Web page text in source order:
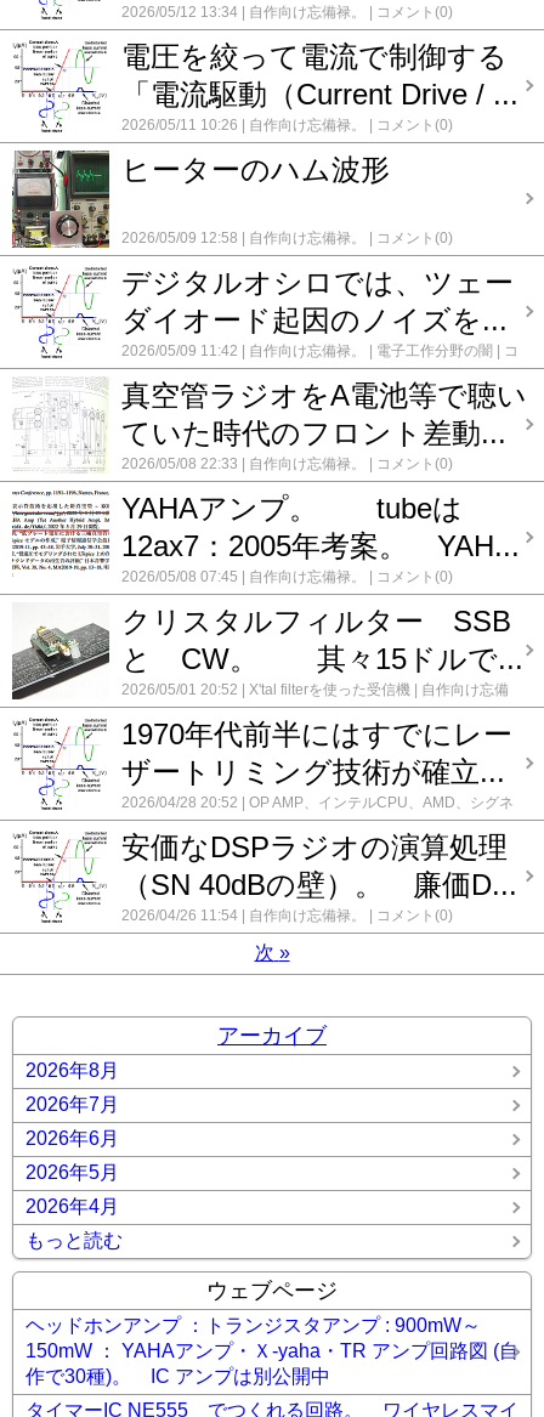
2026/05/12 13:34 自作向け忘備禄。 コメント(0)
電圧を絞って電流で制御する
「電流駆動（Current Drive / ...
2026/05/11 10:26 自作向け忘備禄。 コメント(0)
ヒーターのハム波形
2026/05/09 12:58 自作向け忘備禄。 コメント(0)
デジタルオシロでは、ツェー
ダイオード起因のノイズを...
2026/05/09 11:42 自作向け忘備禄。 電子工作分野の闇
コ
メント(0)
真空管ラジオをA電池等で聴い
ていた時代のフロント差動...
2026/05/08 22:33 自作向け忘備禄。 コメント(0)
YAHAアンプ。 tubeは
12ax7：2005年考案。 YAH...
2026/05/08 07:45 自作向け忘備禄。 コメント(0)
クリスタルフィルター SSB
と CW。 其々15ドルで...
2026/05/01 20:52 X'tal filterを使った受信機
自作向け忘備
禄。
コメント(0)
1970年代前半にはすでにレー
ザートリミング技術が確立...
2026/04/28 20:52
OP AMP、インテルCPU、AMD、シグネ
ックス社
自作向け忘備禄。 コメント(0)
安価なDSPラジオの演算処理
（SN 40dBの壁）。 廉価D...
2026/04/26 11:54 自作向け忘備禄。 コメント(0)
次 »
アーカイブ
2026年8月
2026年7月
2026年6月
2026年5月
2026年4月
もっと読む
ウェブページ
ヘッドホンアンプ ：トランジスタアンプ : 900mW～
150mW ： YAHAアンプ・Ｘ-yaha・TR アンプ回路図 (自
作で30種)。 IC アンプは別公開中
タイマーIC NE555 でつくれる回路。 ワイヤレスマイ